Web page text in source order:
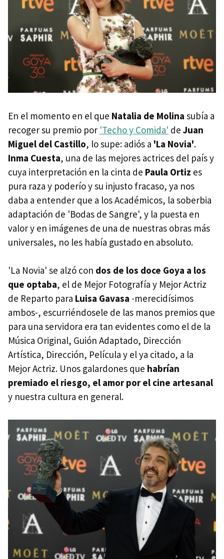
En el momento en el que Natalia de Molina subía a
recoger su premio por 'Techo y Comida' de Juan
Miguel del Castillo, lo supe: adiós a 'La Novia'.
Inma Cuesta, una de las mejores actrices del país y
cuya interpretación en la cinta de Paula Ortiz es
pura raza y poderío y su injusto fracaso, ya nos
daba a entender que a los Académicos, la soberbia
adaptación de 'Bodas de Sangre', y la puesta en
valor y en imágenes de una de nuestras obras más
universales, no les había gustado en absoluto.
'La Novia' se alzó con dos de los doce Goya a los
que optaba, el de Mejor Fotografía y Mejor Actriz
de Reparto para Luisa Gavasa -merecidísimos
ambos-, escurriéndosele de las manos premios que
para una servidora era tan evidentes como el de la
Música Original, Guión Adaptado, Dirección
Artística, Dirección, Película y el ya citado, a la
Mejor Actriz. Unos galardones que habrían
premiado el riesgo, el amor por el cine artesanal
y nuestra cultura en general.